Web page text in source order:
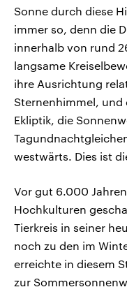
Sonne durch diese
immer so, denn die
innerhalb von rund
langsame
ihre Ausrichtung
Sternenhimmel, und
Ekliptik, die
westwärts. Dies ist
Vor gut 6.000
Hochkulturen
Tierkreis in seiner
noch zu den im
erreichte in diesem
zur